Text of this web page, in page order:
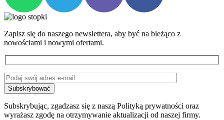
Zapisz się do naszego newslettera, aby być na bieżąco z
nowościami i nowymi ofertami.
Subskrybując, zgadzasz się z naszą Polityką prywatności oraz
wyrażasz zgodę na otrzymywanie aktualizacji od naszej firmy.